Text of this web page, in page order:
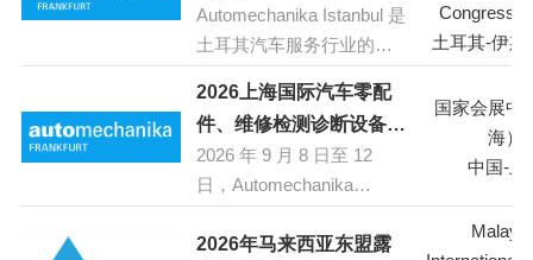
外，展会还将举办各种会
议和论坛，为与会者提供
学习和交流的机会。
Parque Anhembi是拉丁美
洲最大的会展中心之一，
拥有现代化的设施和便利
的交通条件。
业专业人士。展会不仅是
重型车辆、配件和服务的
展示平台，还设有研讨
会、讲座、司机竞赛、北
欧奖杯、复古车展等活
动，促进知识交流与创
新，特别关注吸引年轻人
市作为瑞典的物流枢纽，
Automechanika Istanbul 是
土耳其汽车服务行业的领
2026 年 9 月 8 日至 12 日
在伊斯坦布尔举办。土耳
其地处欧亚交汇点，交通
便利，是连接东欧、亚洲
展会专注于汽车零部件、
Congress
土耳其-伊斯
2026上海国际汽车零配
件、维修检测诊断设备及
服务用品展览会
2026 年 9 月 8 日至 12
日，Automechanika
展中心举办。作为亚洲最
国家会展中
海）
中国-上
2026年马来西亚东盟露